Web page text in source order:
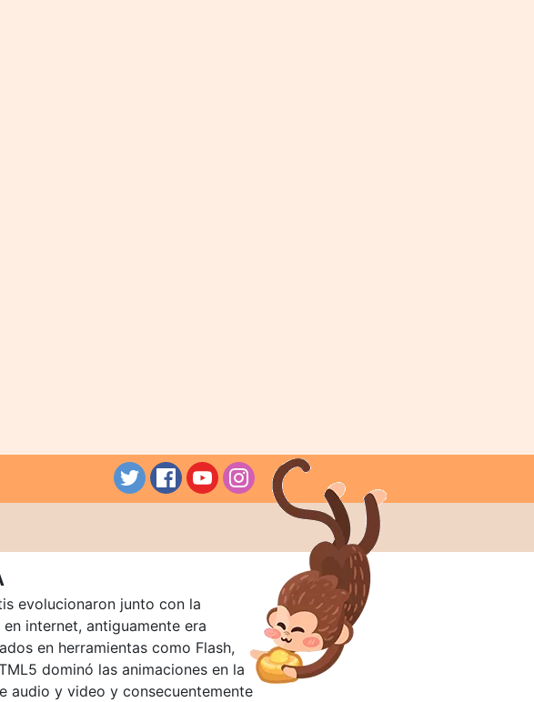
evolucionaron junto con la
internet, antiguamente era
en herramientas como Flash,
dominó las animaciones en la
audio y video y consecuentemente